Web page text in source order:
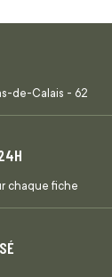
de-Calais - 62
chaque fiche